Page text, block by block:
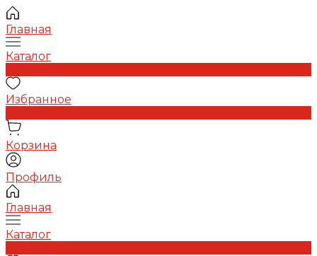
Главная
Каталог
Избранное
Корзина
Профиль
Главная
Каталог